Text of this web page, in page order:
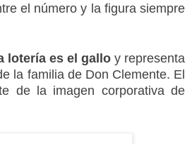
el número y la figura siempre
lotería es el gallo y representa
la familia de Don Clemente. El
de la imagen corporativa de